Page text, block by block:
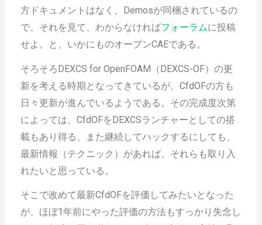
方ドキュメントはなく、Demosが同梱されているの
で、それを見て、わからなければフォーラムに投稿
せよ。と、いかにものオープンCAEである。
そろそろDEXCS for OpenFOAM（DEXCS-OF）の更
新を考える時期となってきているが、CfdOFの方も
日々更新が進んでいるようである。その完成度次第
によっては、CfdOFをDEXCSランチャーとしての搭
載もあり得る、また継続してハックするにしても、
最新情報（テクニック）があれば、それらも取り入
れたいと思っている。
そこで改めて最新CfdOFを評価してみたいとなった
が、ほぼ1年前にやった評価の方法もすっかり失念し